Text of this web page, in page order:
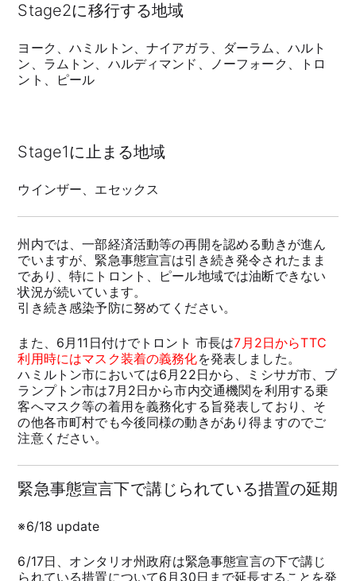
Stage2に移行する地域
ヨーク、ハミルトン、ナイアガラ、ダーラム、ハルト
ン、ラムトン、ハルディマンド、ノーフォーク、トロ
ント、ピール
Stage1に止まる地域
ウインザー、エセックス
州内では、一部経済活動等の再開を認める動きが進ん
でいますが、緊急事態宣言は引き続き発令されたまま
であり、特にトロント、ピール地域では油断できない
状況が続いています。
引き続き感染予防に努めてください。
また、6月11日付けでトロント 市長は7月2日からTTC
利用時にはマスク装着の義務化を発表しました。
ハミルトン市においては6月22日から、ミシサガ市、ブ
ランプトン市は7月2日から市内交通機関を利用する乗
客へマスク等の着用を義務化する旨発表しており、そ
の他各市町村でも今後同様の動きがあり得ますのでご
注意ください。
緊急事態宣言下で講じられている措置の延期
※6/18 update
6/17日、オンタリオ州政府は緊急事態宣言の下で講じ
られている措置について6月30日まで延長することを発